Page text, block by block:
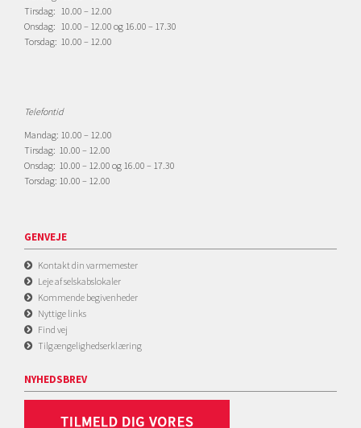
Tirsdag: 10.00 – 12.00
Onsdag: 10.00 – 12.00 og 16.00 – 17.30
Torsdag: 10.00 – 12.00
Telefontid
Mandag: 10.00 – 12.00
Tirsdag: 10.00 – 12.00
Onsdag: 10.00 – 12.00 og 16.00 – 17.30
Torsdag: 10.00 – 12.00
GENVEJE
Kontakt din varmemester
Leje af selskabslokaler
Kommende begivenheder
Nyttige links
Find vej
Tilgængelighedserklæring
NYHEDSBREV